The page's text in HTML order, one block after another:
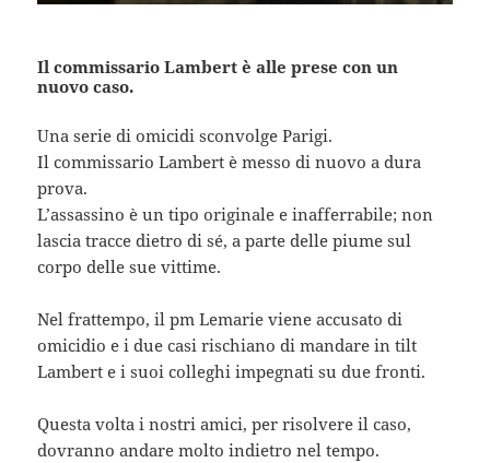
Il commissario Lambert è alle prese con un
nuovo caso.
Una serie di omicidi sconvolge Parigi.
Il commissario Lambert è messo di nuovo a dura
prova.
L’assassino è un tipo originale e inafferrabile; non
lascia tracce dietro di sé, a parte delle piume sul
corpo delle sue vittime.
Nel frattempo, il pm Lemarie viene accusato di
omicidio e i due casi rischiano di mandare in tilt
Lambert e i suoi colleghi impegnati su due fronti.
Questa volta i nostri amici, per risolvere il caso,
dovranno andare molto indietro nel tempo.